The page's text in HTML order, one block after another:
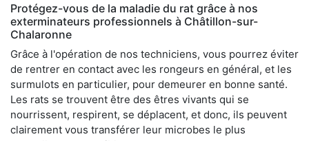
Protégez-vous de la maladie du rat grâce à nos
exterminateurs professionnels à Châtillon-sur-
Chalaronne
Grâce à l'opération de nos techniciens, vous pourrez éviter
de rentrer en contact avec les rongeurs en général, et les
surmulots en particulier, pour demeurer en bonne santé.
Les rats se trouvent être des êtres vivants qui se
nourrissent, respirent, se déplacent, et donc, ils peuvent
clairement vous transférer leur microbes le plus